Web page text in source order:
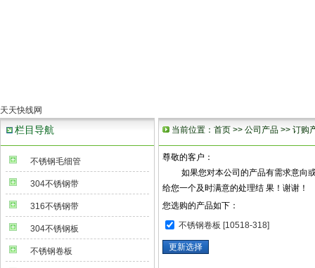
天天快线网
栏目导航
不锈钢毛细管
304不锈钢带
316不锈钢带
304不锈钢板
不锈钢卷板
当前位置： 首页 >> 公司产品 >> 订购
尊敬的客户：
如果您对本公司的产品有需求意向或
给您一个及时满意的处理结 果！谢谢！
您选购的产品如下：
不锈钢卷板 [10518-318]